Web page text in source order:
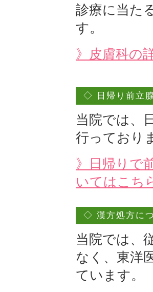
診療に当た
す。
》皮膚科の
◇ 日帰り前立
当院では、
行っており
》日帰りで
いてはこち
◇ 漢方処方に
当院では、
なく、東洋
ています。